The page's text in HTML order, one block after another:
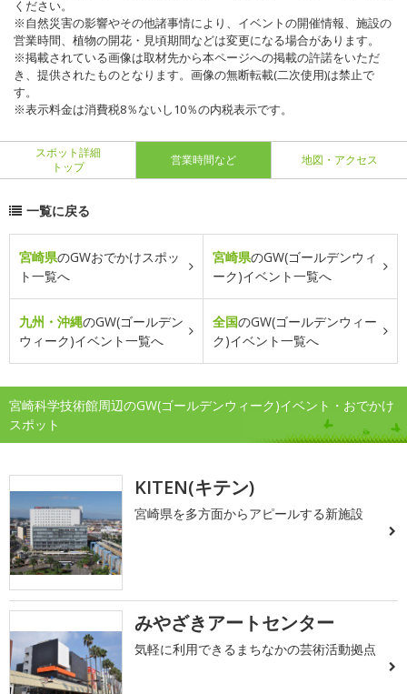
ください。
※自然災害の影響やその他諸事情により、イベントの開催情報、施設の
営業時間、植物の開花・見頃期間などは変更になる場合があります。
※掲載されている画像は取材先から本ページへの掲載の許諾をいただ
き、提供されたものとなります。画像の無断転載(二次使用)は禁止で
す。
※表示料金は消費税8％ないし10％の内税表示です。
スポット詳細
トップ
営業時間など 地図・アクセス
一覧に戻る
宮崎県のGWおでかけスポッ
ト一覧へ
宮崎県のGW(ゴールデンウィ
ーク)イベント一覧へ
九州・沖縄のGW(ゴールデン
ウィーク)イベント一覧へ
全国のGW(ゴールデンウィー
ク)イベント一覧へ
宮崎科学技術館周辺のGW(ゴールデンウィーク)イベント・おでかけ
スポット
KITEN(キテン)
宮崎県を多方面からアピールする新施設
みやざきアートセンター
気軽に利用できるまちなかの芸術活動拠点